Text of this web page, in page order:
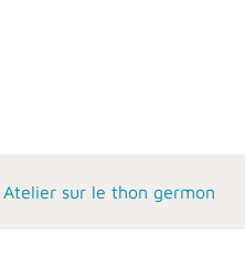
Atelier sur le thon germon